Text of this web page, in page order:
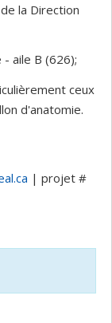
la Direction
aile B (626);
ceux
d'anatomie.
| projet #